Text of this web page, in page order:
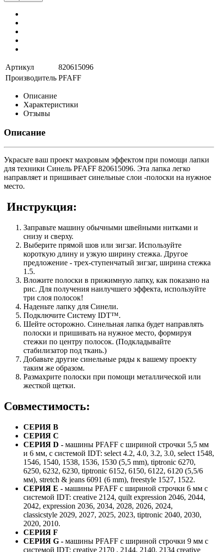
Артикул
820615096
Производитель PFAFF
Описание
Характеристики
Отзывы
Описание
Украсьте ваш проект махровым эффектом при помощи лапки
для техники Синель PFAFF 820615096. Эта лапка легко
направляет и пришивает синельные слои -полоски на нужное
место.
Инструкция:
Заправьте машину обычными швейными нитками и
снизу и сверху.
Выберите прямой шов или зигзаг. Используйте
короткую длину и узкую ширину стежка. Другое
предложение - трех-ступенчатый зигзаг, ширина стежка
1.5.
Вложите полоски в прижимную лапку, как показано на
рис. Для получения наилучшего эффекта, используйте
три слоя полосок!
Наденьте лапку для Синели.
Подключите Систему IDT™.
Шейте осторожно. Синельная лапка будет направлять
полоски и пришивать на нужное место, формируя
стежки по центру полосок. (Подкладывайте
стабилизатор под ткань.)
Добавьте другие синельные ряды к вашему проекту
таким же образом.
Размахрите полоски при помощи металлической или
жесткой щетки.
Совместимость:
СЕРИЯ B
СЕРИЯ C
СЕРИЯ D - машины PFAFF с шириной строчки 5,5 мм
и 6 мм, с системой IDT: select 4.2, 4.0, 3.2, 3.0, select 1548,
1546, 1540, 1538, 1536, 1530 (5,5 mm), tiptronic 6270,
6250, 6232, 6230, tiptronic 6152, 6150, 6122, 6120 (5,5/6
мм), stretch & jeans 6091 (6 mm), freestyle 1527, 1522.
СЕРИЯ E - машины PFAFF с шириной строчки 6 мм с
системой IDT: creative 2124, quilt expression 2046, 2044,
2042, expression 2036, 2034, 2028, 2026, 2024,
classicstyle 2029, 2027, 2025, 2023, tiptronic 2040, 2030,
2020, 2010.
СЕРИЯ F
СЕРИЯ G - машины PFAFF с шириной строчки 9 мм с
системой IDT: creative 2170 , 2144, 2140, 2134 creative